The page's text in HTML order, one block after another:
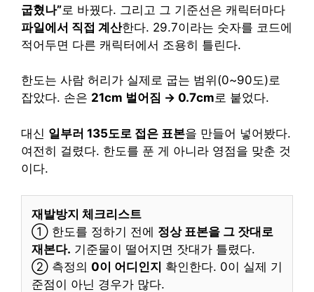
굽혔나”로 바꿨다. 그리고 그 기준선은 캐릭터마다
파일에서 직접 계산한다. 29.7이라는 숫자를 코드에
적어두면 다른 캐릭터에서 조용히 틀린다.
한도는 사람 허리가 실제로 굽는 범위(0~90도)로
잡았다. 손은 21cm 벌어짐 → 0.7cm로 붙었다.
대신 일부러 135도로 접은 표본을 만들어 넣어봤다.
여전히 걸렸다. 한도를 푼 게 아니라 영점을 맞춘 것
이다.
재발방지 체크리스트
① 한도를 정하기 전에 정상 표본을 그 잣대로
재본다. 기준물이 떨어지면 잣대가 틀렸다.
② 측정의 0이 어디인지 확인한다. 0이 실제 기
준점이 아닌 경우가 많다.